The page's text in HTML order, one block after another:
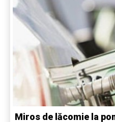
Miros de lăcomie la